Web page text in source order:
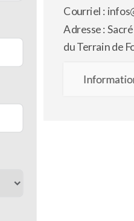
Courriel :
Adresse :
du Terrain de